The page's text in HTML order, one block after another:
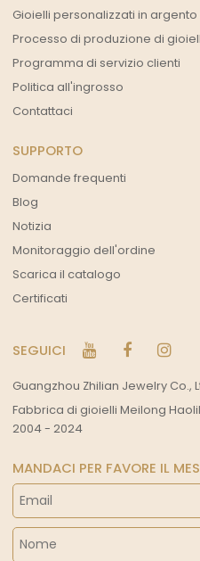
Gioielli personalizzati in
Processo di produzione di
Programma di servizio clienti
Politica all'ingrosso
Contattaci
SUPPORTO
Domande frequenti
Blog
Notizia
Monitoraggio dell'ordine
Scarica il catalogo
Certificati
SEGUICI
Guangzhou Zhilian Jewelry Co.,
Fabbrica di gioielli Meilong
2004 - 2024
MANDACI PER FAVORE IL